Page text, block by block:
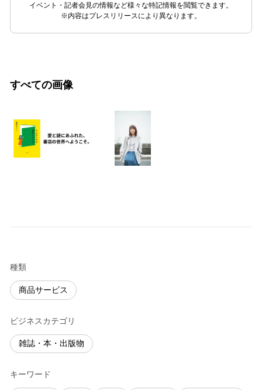
イベント・記者会見の情報など様々な特記情報を閲覧できます。
※内容はプレスリリースにより異なります。
すべての画像
種類
商品サービス
ビジネスカテゴリ
雑誌・本・出版物
キーワード